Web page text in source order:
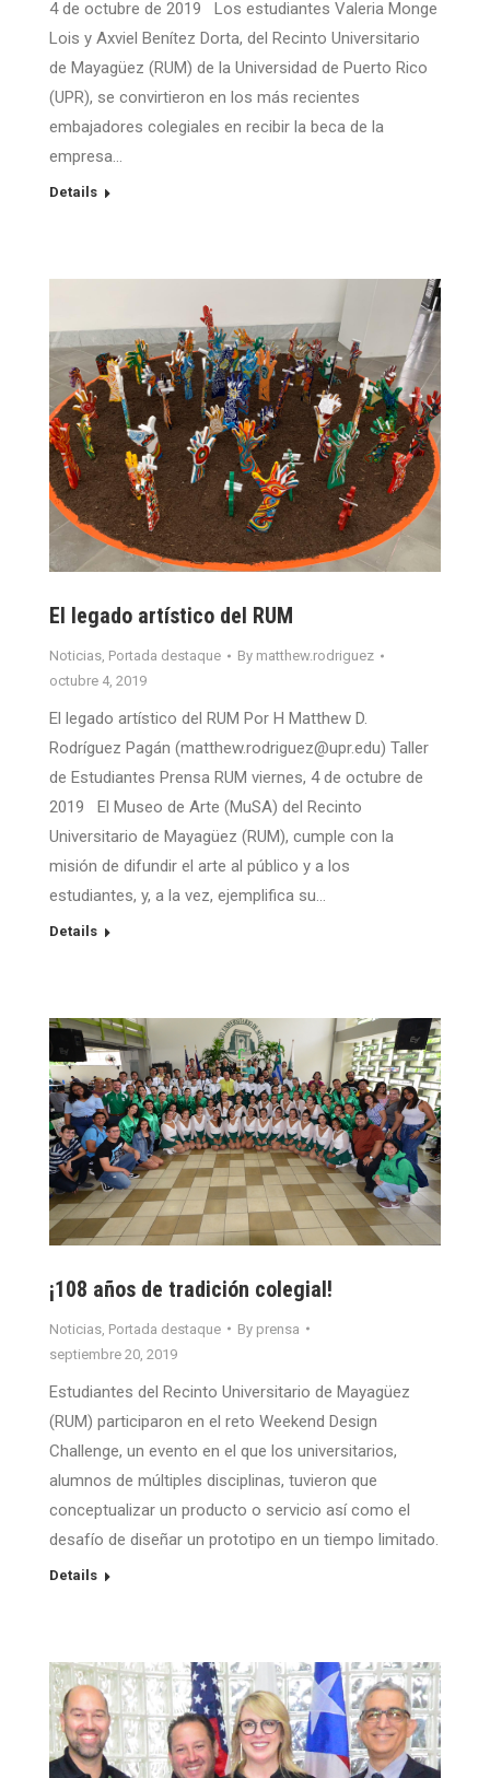
4 de octubre de 2019 Los estudiantes Valeria Monge
Lois y Axviel Benítez Dorta, del Recinto Universitario
de Mayagüez (RUM) de la Universidad de Puerto Rico
(UPR), se convirtieron en los más recientes
embajadores colegiales en recibir la beca de la
empresa…
Details
El legado artístico del RUM
Noticias, Portada destaque By matthew.rodriguez
octubre 4, 2019
El legado artístico del RUM Por H Matthew D.
Rodríguez Pagán (matthew.rodriguez@upr.edu) Taller
de Estudiantes Prensa RUM viernes, 4 de octubre de
2019 El Museo de Arte (MuSA) del Recinto
Universitario de Mayagüez (RUM), cumple con la
misión de difundir el arte al público y a los
estudiantes, y, a la vez, ejemplifica su…
Details
¡108 años de tradición colegial!
Noticias Portada destaque By prensa
septiembre 20, 2019
Estudiantes del Recinto Universitario de Mayagüez
(RUM) participaron en el reto Weekend Design
Challenge, un evento en el que los universitarios,
alumnos de múltiples disciplinas, tuvieron que
conceptualizar un producto o servicio así como el
desafío de diseñar un prototipo en un tiempo limitado.
Details